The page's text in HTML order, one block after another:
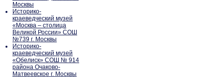
Москвы
Историко-
краеведческий музей
«Москва – столица
Великой России» СОШ
№739 г. Москвы
Историко-
краеведческий музей
«Обелиск» СОШ № 914
района Очаково-
Матвеевское г. Москвы